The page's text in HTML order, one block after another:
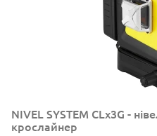
NIVEL SYSTEM CLx3G -
крослайнер